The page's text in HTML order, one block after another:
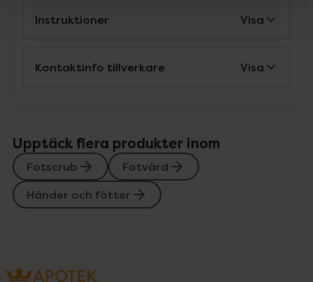
Instruktioner Visa
Kontaktinfo tillverkare Visa
Upptäck flera produkter inom
Fotscrub
Fotvård
Händer och fötter